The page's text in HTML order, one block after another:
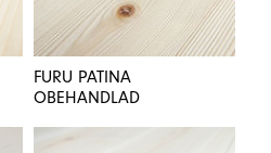
FURU PATINA
OBEHANDLAD